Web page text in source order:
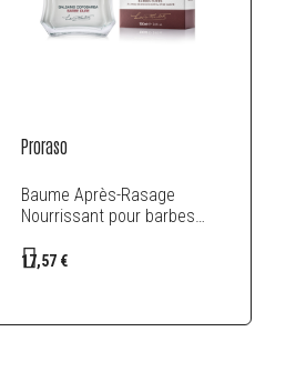
Proraso
Baume Après-Rasage
Nourrissant pour barbes
17,57 €